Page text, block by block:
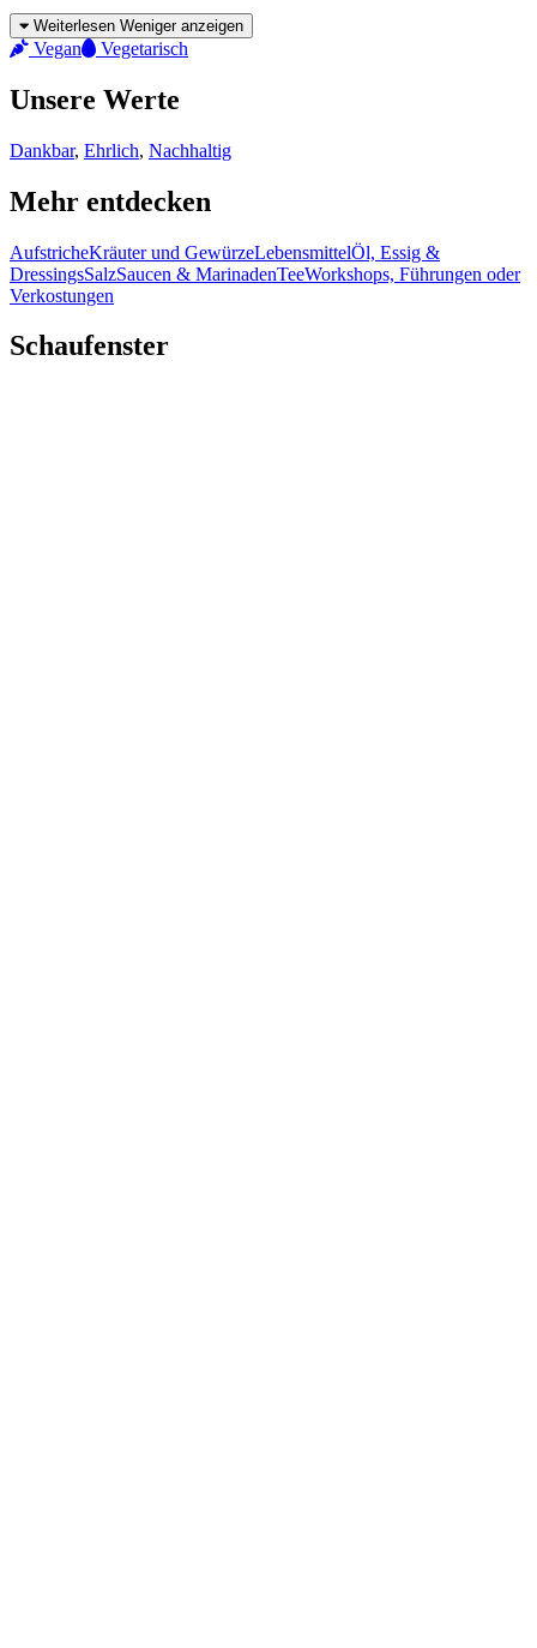
Weiterlesen Weniger anzeigen
Vegan Vegetarisch
Unsere Werte
Dankbar, Ehrlich, Nachhaltig
Mehr entdecken
AufstricheKräuter und GewürzeLebensmittelÖl, Essig &
DressingsSalzSaucen & MarinadenTeeWorkshops, Führungen oder
Verkostungen
Schaufenster